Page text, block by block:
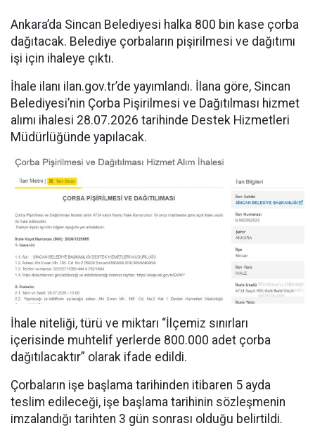
Ankara’da Sincan Belediyesi halka 800 bin kase çorba
dağıtacak. Belediye çorbaların pişirilmesi ve dağıtımı
işi için ihaleye çıktı.
İhale ilanı ilan.gov.tr’de yayımlandı. İlana göre, Sincan
Belediyesi’nin Çorba Pişirilmesi ve Dağıtılması hizmet
alımı ihalesi 28.07.2026 tarihinde Destek Hizmetleri
Müdürlüğünde yapılacak.
İhale niteliği, türü ve miktarı “İlçemiz sınırları
içerisinde muhtelif yerlerde 800.000 adet çorba
dağıtılacaktır” olarak ifade edildi.
Çorbaların işe başlama tarihinden itibaren 5 ayda
teslim edileceği, işe başlama tarihinin sözleşmenin
imzalandığı tarihten 3 gün sonrası olduğu belirtildi.